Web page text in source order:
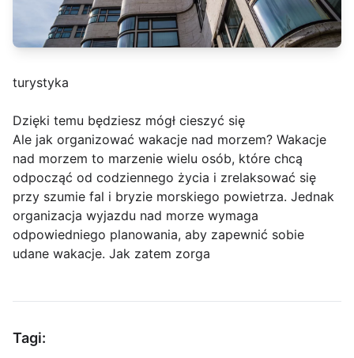
turystyka
Dzięki temu będziesz mógł cieszyć się
Ale jak organizować wakacje nad morzem? Wakacje
nad morzem to marzenie wielu osób, które chcą
odpocząć od codziennego życia i zrelaksować się
przy szumie fal i bryzie morskiego powietrza. Jednak
organizacja wyjazdu nad morze wymaga
odpowiedniego planowania, aby zapewnić sobie
udane wakacje. Jak zatem zorga
Tagi: